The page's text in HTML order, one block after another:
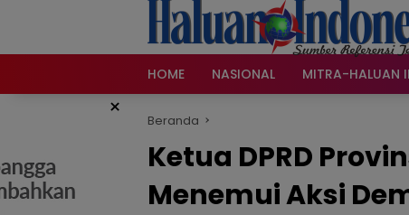
HOME NASIONAL MITRA-HALUAN
× Beranda
Ketua DPRD
Menemui Aksi